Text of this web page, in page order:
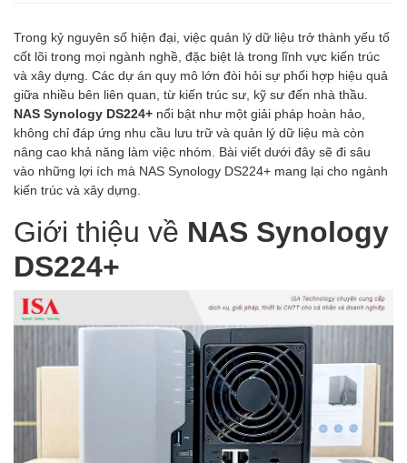
Trong kỷ nguyên số hiện đại, việc quản lý dữ liệu trở thành yếu tố
cốt lõi trong mọi ngành nghề, đặc biệt là trong lĩnh vực kiến trúc
và xây dựng. Các dự án quy mô lớn đòi hỏi sự phối hợp hiệu quả
giữa nhiều bên liên quan, từ kiến trúc sư, kỹ sư đến nhà thầu.
NAS Synology DS224+ nổi bật như một giải pháp hoàn hảo,
không chỉ đáp ứng nhu cầu lưu trữ và quản lý dữ liệu mà còn
nâng cao khả năng làm việc nhóm. Bài viết dưới đây sẽ đi sâu
vào những lợi ích mà NAS Synology DS224+ mang lại cho ngành
kiến trúc và xây dựng.
Giới thiệu về NAS Synology
DS224+